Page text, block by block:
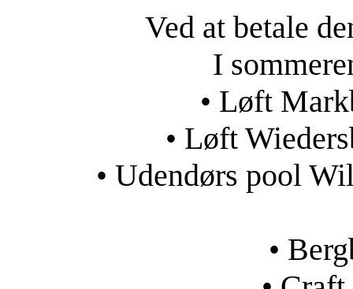
Ved at betale
I
• Løft
• Løft
• Udendørs pool
•